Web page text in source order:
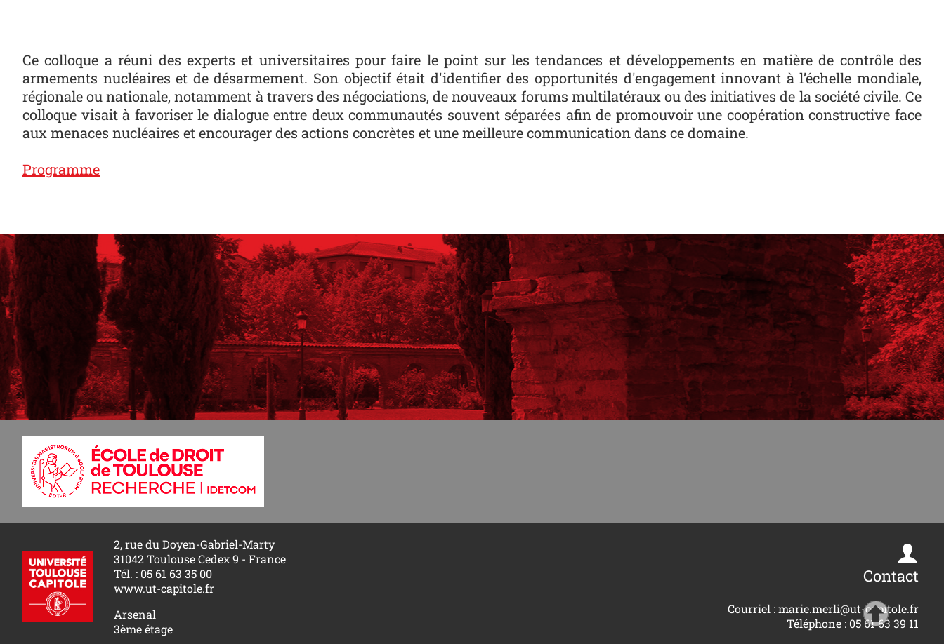
Ce colloque a réuni des experts et universitaires pour faire le point sur les tendances et développements en matière de contrôle des
armements nucléaires et de désarmement. Son objectif était d'identifier des opportunités d'engagement innovant à l’échelle mondiale,
régionale ou nationale, notamment à travers des négociations, de nouveaux forums multilatéraux ou des initiatives de la société civile. Ce
colloque visait à favoriser le dialogue entre deux communautés souvent séparées afin de promouvoir une coopération constructive face
aux menaces nucléaires et encourager des actions concrètes et une meilleure communication dans ce domaine.
Programme
2, rue du Doyen-Gabriel-Marty
31042 Toulouse Cedex 9 - France
Tél. : 05 61 63 35 00
www.ut-capitole.fr
Arsenal
3ème étage
Contact
Courriel : marie.merli@ut-capitole.fr
Téléphone : 05 61 63 39 11